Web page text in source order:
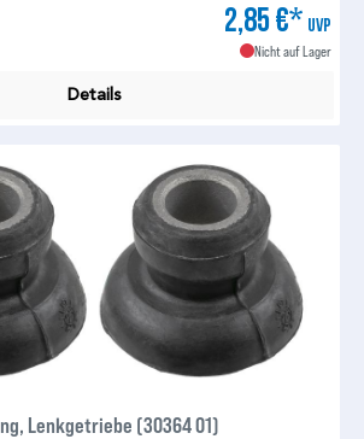
2,85 €* UVP
Nicht auf Lager
Details
Lenkgetriebe (30364 01)